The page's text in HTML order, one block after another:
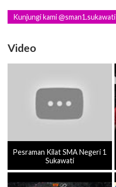
Kunjungi kami @sman1.sukawati
Video
Pesraman Kilat SMA Negeri 1
Sukawati